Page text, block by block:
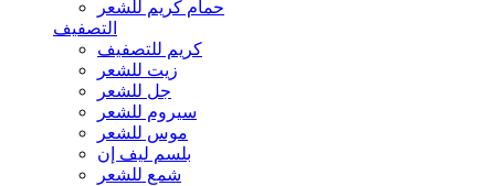
حمام كريم للشعر
التصفيف
كريم للتصفيف
زيت للشعر
جل للشعر
سيروم للشعر
موس للشعر
بلسم ليف إن
شمع للشعر